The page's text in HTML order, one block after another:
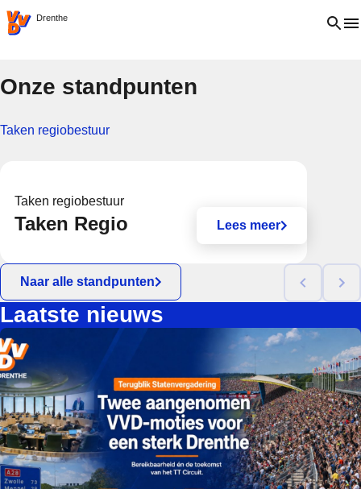
VVD.nlDrenthe Open
Onze standpunten
Taken regiobestuur
Taken regiobestuur
Taken Regio Lees meer
Naar alle standpunten
Laatste nieuws